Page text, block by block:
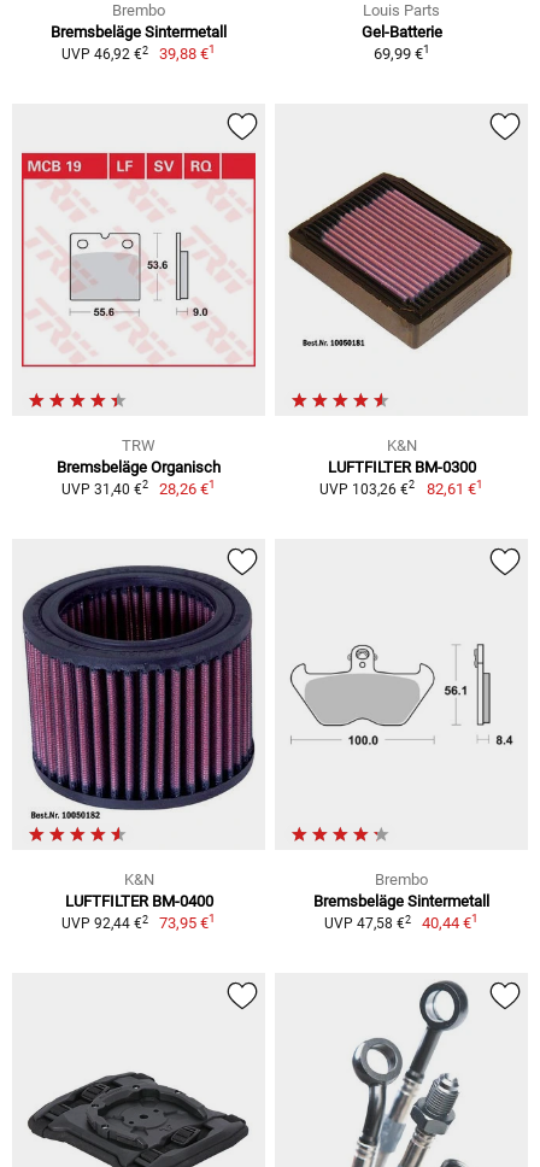
Brembo
Bremsbeläge Sintermetall
UVP 46,92 €2 39,88 €1
Louis Parts
Gel-Batterie
69,99 €1
TRW
Bremsbeläge Organisch
UVP 31,40 €2 28,26 €1
K&N
LUFTFILTER BM-0300
UVP 103,26 €2 82,61 €1
K&N
LUFTFILTER BM-0400
UVP 92,44 €2 73,95 €1
Brembo
Bremsbeläge Sintermetall
UVP 47,58 €2 40,44 €1